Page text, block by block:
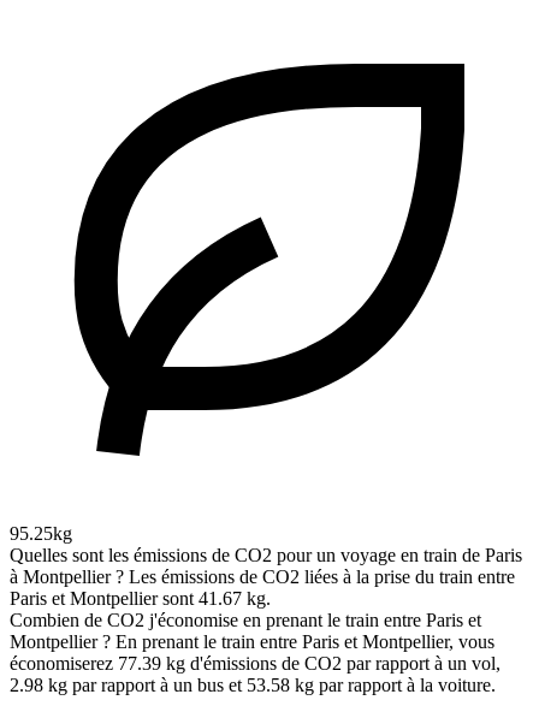
95.25kg
Quelles sont les émissions de CO2 pour un voyage en train de Paris
à Montpellier ? Les émissions de CO2 liées à la prise du train entre
Paris et Montpellier sont 41.67 kg.
Combien de CO2 j'économise en prenant le train entre Paris et
Montpellier ? En prenant le train entre Paris et Montpellier, vous
économiserez 77.39 kg d'émissions de CO2 par rapport à un vol,
2.98 kg par rapport à un bus et 53.58 kg par rapport à la voiture.